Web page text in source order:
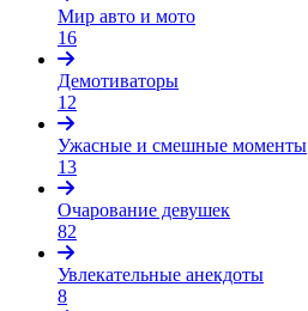
Мир авто и мото
16
Демотиваторы
12
Ужасные и смешные моменты
13
Очарование девушек
82
Увлекательные анекдоты
8